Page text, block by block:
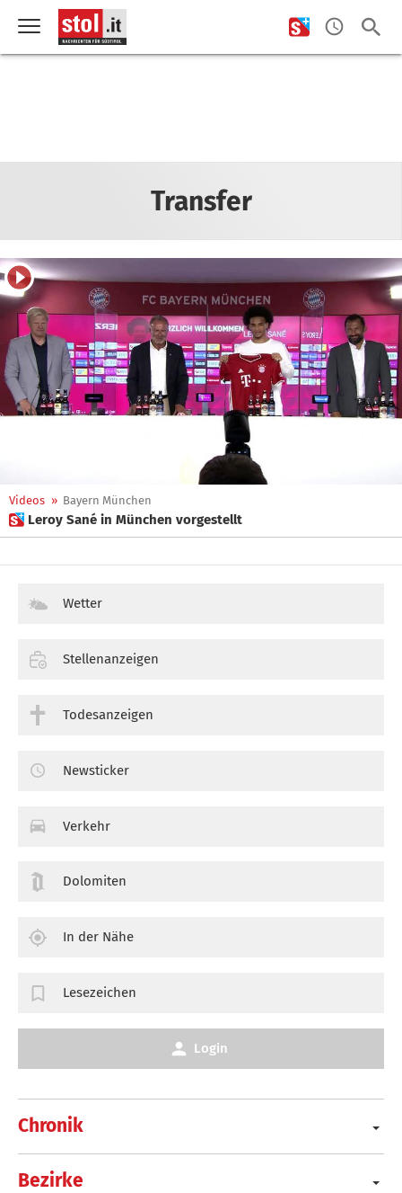
Transfer
Videos » Bayern München
 Leroy Sané in München vorgestellt
Chronik
Bezirke
Wetter
Stellenanzeigen
Todesanzeigen
Newsticker
Verkehr
Dolomiten
In der Nähe
Lesezeichen
Login